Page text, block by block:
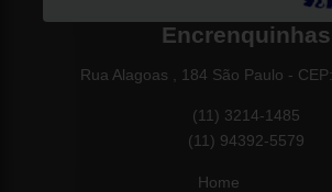
Encrenquinhas
Rua Alagoas , 184 São Paulo -
(11) 3214-1485
(11) 94392-5579
Home